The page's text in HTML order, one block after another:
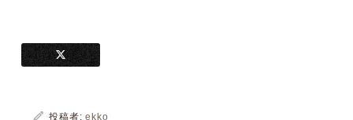
投稿者:ekko